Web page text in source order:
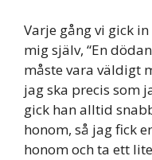
Varje gång vi gick
mig själv, “En
måste vara väldigt
jag ska precis som
gick han alltid
honom, så jag fick
honom och ta ett